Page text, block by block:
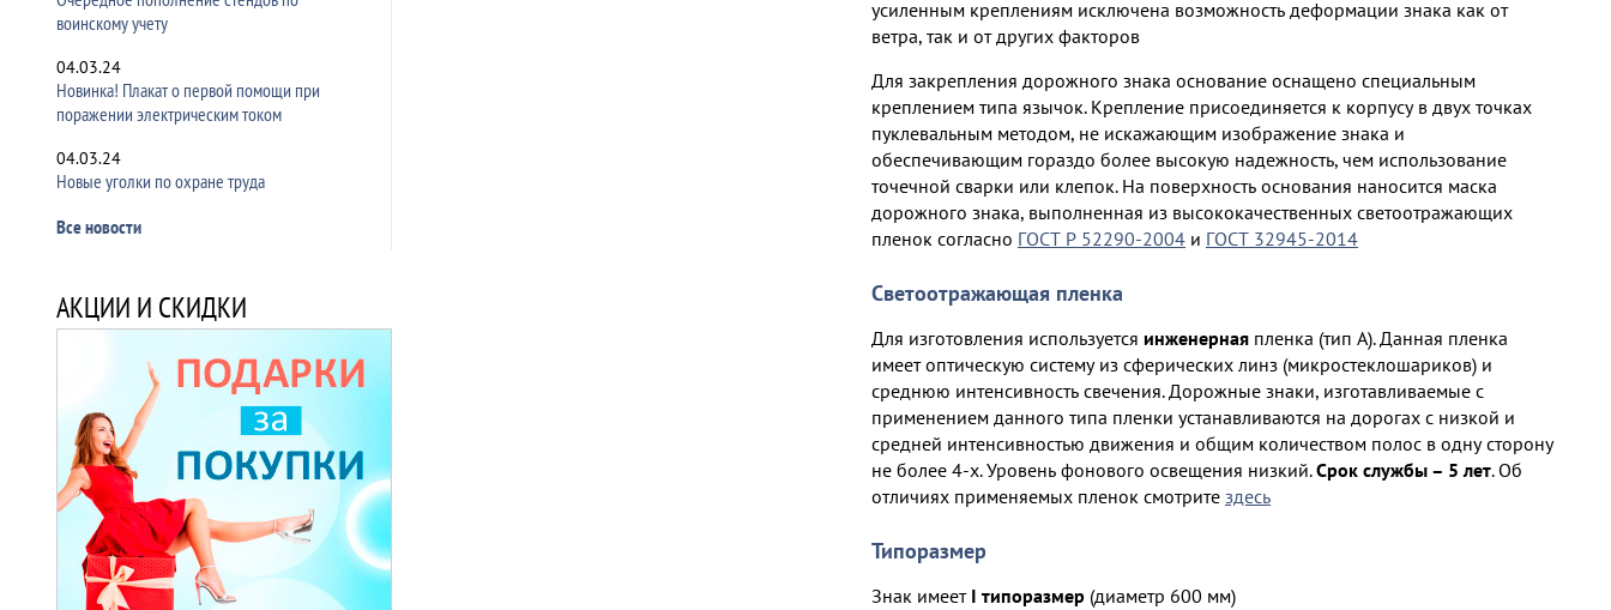
воинскому учету
04.03.24
Новинка! Плакат о первой помощи при
поражении электрическим током
04.03.24
Новые уголки по охране труда
Все новости
АКЦИИ И СКИДКИ
усиленным креплениям исключена возможность деформации знака как от
ветра, так и от других факторов
Для закрепления дорожного знака основание оснащено специальным
креплением типа язычок. Крепление присоединяется к корпусу в двух точках
пуклевальным методом, не искажающим изображение знака и
обеспечивающим гораздо более высокую надежность, чем использование
точечной сварки или клепок. На поверхность основания наносится маска
дорожного знака, выполненная из высококачественных светоотражающих
пленок согласно ГОСТ Р 52290-2004 и ГОСТ 32945-2014
Светоотражающая пленка
Для изготовления используется инженерная пленка (тип А). Данная пленка
имеет оптическую систему из сферических линз (микростеклошариков) и
среднюю интенсивность свечения. Дорожные знаки, изготавливаемые с
применением данного типа пленки устанавливаются на дорогах с низкой и
средней интенсивностью движения и общим количеством полос в одну сторону
не более 4-х. Уровень фонового освещения низкий.Срок службы – 5 лет. Об
отличиях применяемых пленок смотрите здесь
Типоразмер
Знак имеет I типоразмер (диаметр 600 мм)